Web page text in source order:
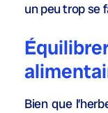
un peu trop se
Bien que